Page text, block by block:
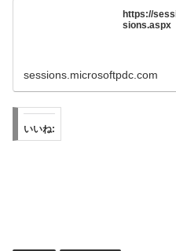
https://
sions.aspx
sessions.microsoftpdc.com
いいね: